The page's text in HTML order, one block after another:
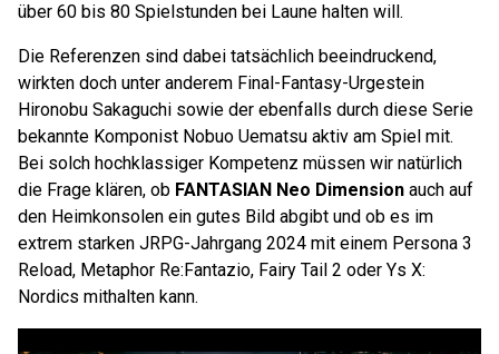
über 60 bis 80 Spielstunden bei Laune halten will.
Die Referenzen sind dabei tatsächlich beeindruckend,
wirkten doch unter anderem Final-Fantasy-Urgestein
Hironobu Sakaguchi sowie der ebenfalls durch diese Serie
bekannte Komponist Nobuo Uematsu aktiv am Spiel mit.
Bei solch hochklassiger Kompetenz müssen wir natürlich
die Frage klären, ob FANTASIAN Neo Dimension auch auf
den Heimkonsolen ein gutes Bild abgibt und ob es im
extrem starken JRPG-Jahrgang 2024 mit einem Persona 3
Reload, Metaphor Re:Fantazio, Fairy Tail 2 oder Ys X:
Nordics mithalten kann.